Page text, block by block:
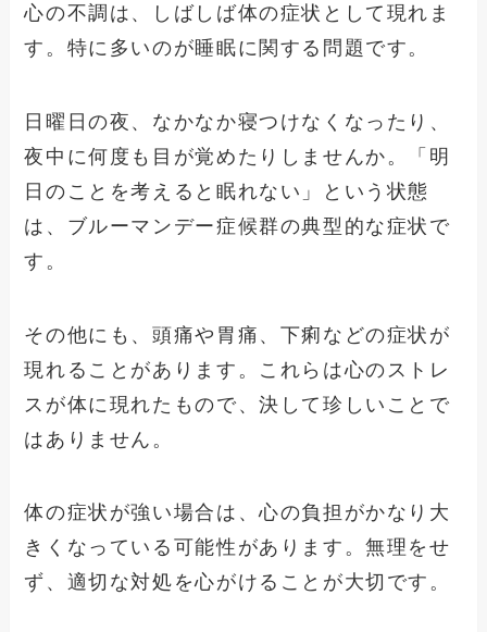
心の不調は、しばしば体の症状として現れま
す。特に多いのが睡眠に関する問題です。
日曜日の夜、なかなか寝つけなくなったり、
夜中に何度も目が覚めたりしませんか。「明
日のことを考えると眠れない」という状態
は、ブルーマンデー症候群の典型的な症状で
す。
その他にも、頭痛や胃痛、下痢などの症状が
現れることがあります。これらは心のストレ
スが体に現れたもので、決して珍しいことで
はありません。
体の症状が強い場合は、心の負担がかなり大
きくなっている可能性があります。無理をせ
ず、適切な対処を心がけることが大切です。